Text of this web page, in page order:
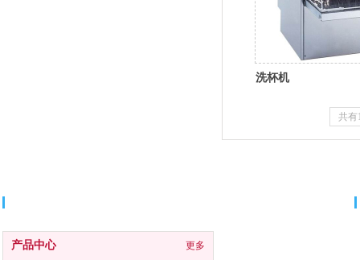
洗杯机
共有
产品中心 更多